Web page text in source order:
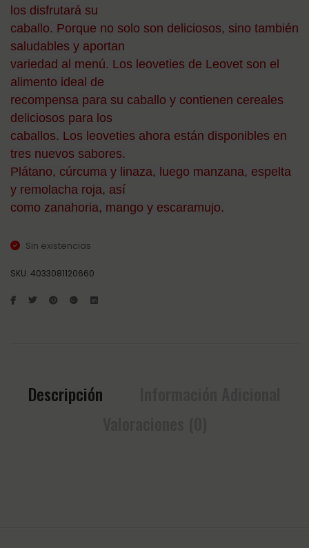
los disfrutará su
caballo. Porque no solo son deliciosos, sino también
saludables y aportan
variedad al menú. Los leoveties de Leovet son el
alimento ideal de
recompensa para su caballo y contienen cereales
deliciosos para los
caballos. Los leoveties ahora están disponibles en
tres nuevos sabores.
Plátano, cúrcuma y linaza, luego manzana, espelta
y remolacha roja, así
como zanahoria, mango y escaramujo.
Sin existencias
SKU: 4033081120660
Descripción